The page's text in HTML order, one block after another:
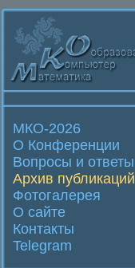
МКО-2026
О Конференции
Вопросы и ответы
Архив публикаций
Фотогалерея
О сайте
Контакты
Telegram